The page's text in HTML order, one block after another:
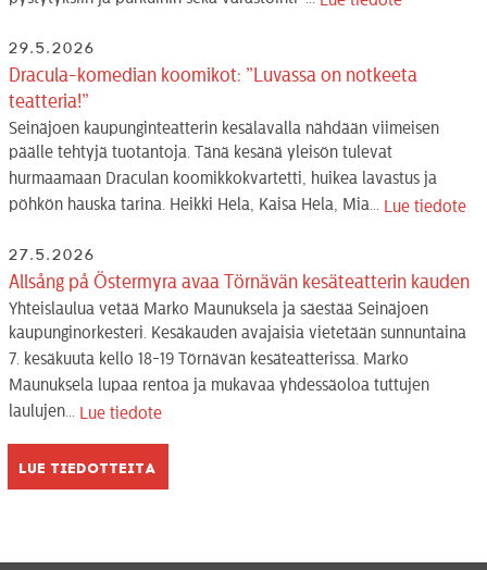
29.5.2026
Dracula-komedian koomikot: ”Luvassa on notkeeta
teatteria!”
Seinäjoen kaupunginteatterin kesälavalla nähdään viimeisen
päälle tehtyjä tuotantoja. Tänä kesänä yleisön tulevat
hurmaamaan Draculan koomikkokvartetti, huikea lavastus ja
pöhkön hauska tarina. Heikki Hela, Kaisa Hela, Mia... Lue tiedote
27.5.2026
Allsång på Östermyra avaa Törnävän kesäteatterin kauden
Yhteislaulua vetää Marko Maunuksela ja säestää Seinäjoen
kaupunginorkesteri. Kesäkauden avajaisia vietetään sunnuntaina
7. kesäkuuta kello 18-19 Törnävän kesäteatterissa. Marko
Maunuksela lupaa rentoa ja mukavaa yhdessäoloa tuttujen
laulujen... Lue tiedote
Lue tiedotteita